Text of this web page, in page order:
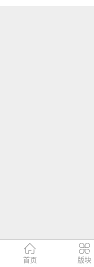

首页

版块